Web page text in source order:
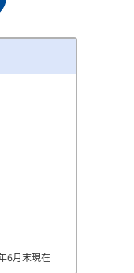
6月末現在